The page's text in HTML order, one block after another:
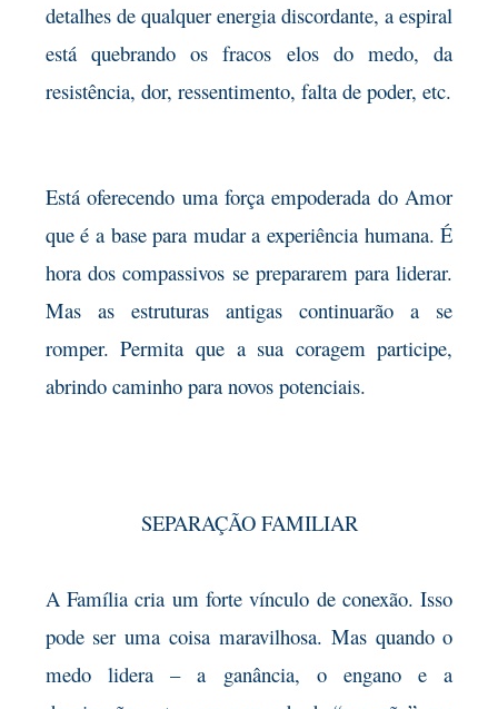
detalhes de qualquer energia discordante, a espiral
está quebrando os fracos elos do medo, da
resistência, dor, ressentimento, falta de poder, etc.
Está oferecendo uma força empoderada do Amor
que é a base para mudar a experiência humana. É
hora dos compassivos se prepararem para liderar.
Mas as estruturas antigas continuarão a se
romper. Permita que a sua coragem participe,
abrindo caminho para novos potenciais.
SEPARAÇÃO FAMILIAR
A Família cria um forte vínculo de conexão. Isso
pode ser uma coisa maravilhosa. Mas quando o
medo lidera – a ganância, o engano e a